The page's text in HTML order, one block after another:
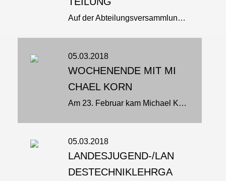
Auf der Abteilungsversammlung der Ju-Jutsu Abteilung am 14.3.2018 wurde ein verdienter Sportler mit der erstmalig ausgesprochenen Ehrenmitgliedschaft in der Ju-Jutsu Abteilung geehrt…
05.03.2018
WOCHENENDE MIT MI
CHAEL KORN
Am 23. Februar kam Michael Korn zusammen mit Marcel Höninger zur Jugendtrainerfortbildung nach Hamburg…
05.03.2018
LANDESJUGEND-/LAN
DESTECHNIKLEHRGA